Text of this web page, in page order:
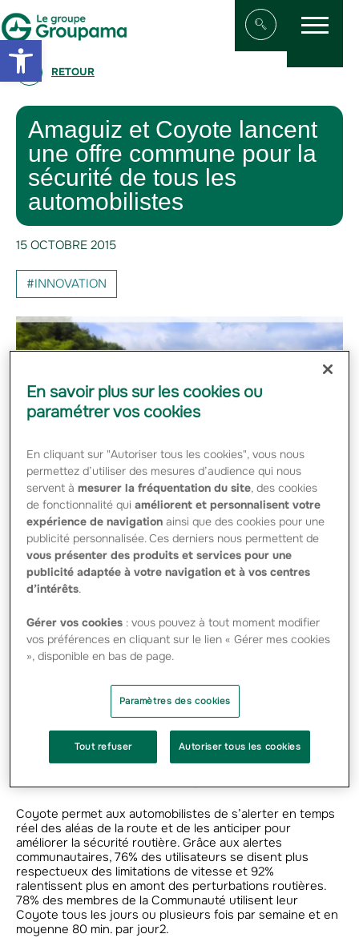
Open toolbar
Aller au contenu
Afficher/
Menu
RETOUR
Amaguiz et Coyote lancent
une offre commune pour la
sécurité de tous les
automobilistes
15 OCTOBRE 2015
#INNOVATION
Coyote, leader européen de l'aide à la
conduite communautaire, et Amaguiz,
assureur en ligne innovant, se lancent dans
une réflexion sur la sécurité, la prévention et
Ce partenariat stratégique permettra à
Amaguiz et Coyote d'imaginer de nouveaux
participer à l’étude de leurs habitudes de conduite. Ceux
qui souhaitent s’associer à cette initiative bénéficieront
d’une offre inédite combinant une réduction sur la prime
Coyote permet aux automobilistes de s’alerter en temps
réel des aléas de la route et de les anticiper pour
améliorer la sécurité routière. Grâce aux alertes
communautaires, 76% des utilisateurs se disent plus
respectueux des limitations de vitesse et 92%
ralentissent plus en amont des perturbations routières.
78% des membres de la Communauté utilisent leur
Coyote tous les jours ou plusieurs fois par semaine et en
moyenne 80 min. par jour2.
En savoir plus sur les cookies ou
paramétrer vos cookies
En cliquant sur "Autoriser tous les cookies", vous nous
permettez d’utiliser des mesures d’audience qui nous
servent àmesurer la fréquentation du site, des cookies
de fonctionnalité quiaméliorent et personnalisent votre
expérience de navigation ainsi que des cookies pour une
publicité personnalisée. Ces derniers nous permettent de
vous présenter des produits et services pour une
publicité adaptée à votre navigation et à vos centres
d’intérêts.
Gérer vos cookies : vous pouvez à tout moment modifier
vos préférences en cliquant sur le lien « Gérer mes cookies
», disponible en bas de page.
Paramètres des cookies
Tout refuser Autoriser tous les cookies